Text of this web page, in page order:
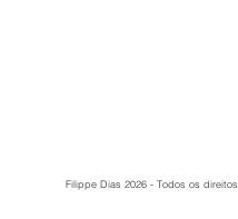
Filippe Dias 2026 - Todos os